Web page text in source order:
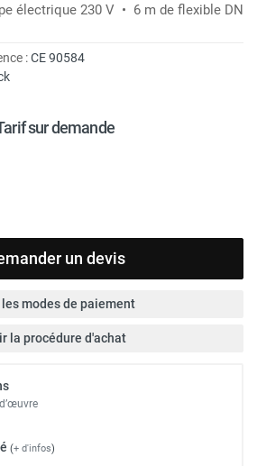
électrique 230 V • 6 m de flexible DN
:CE 90584
sur demande
un devis
modes de paiement
la procédure d'achat
(+ d'infos)